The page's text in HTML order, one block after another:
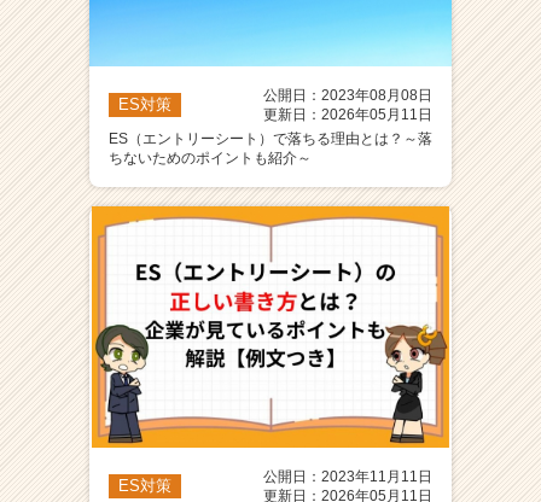
ES対策
公開日：2023年08月08日
更新日：2026年05月11日
ES（エントリーシート）で落ちる理由とは？～落
ちないためのポイントも紹介～
ES対策
公開日：2023年11月11日
更新日：2026年05月11日